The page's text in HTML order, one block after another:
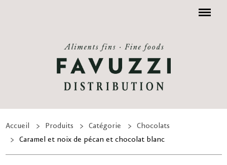
Menu
Accueil Produits Catégorie
Chocolats
Caramel et noix de pécan et chocolat blanc